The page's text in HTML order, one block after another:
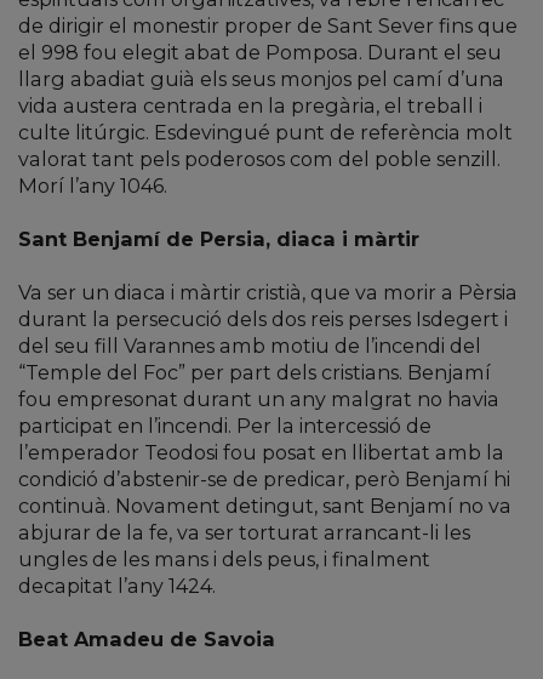
de dirigir el monestir proper de Sant Sever fins que
el 998 fou elegit abat de Pomposa. Durant el seu
llarg abadiat guià els seus monjos pel camí d’una
vida austera centrada en la pregària, el treball i
culte litúrgic. Esdevingué punt de referència molt
valorat tant pels poderosos com del poble senzill.
Morí l’any 1046.
Sant Benjamí de Persia, diaca i màrtir
Va ser un diaca i màrtir cristià, que va morir a Pèrsia
durant la persecució dels dos reis perses Isdegert i
del seu fill Varannes amb motiu de l’incendi del
“Temple del Foc” per part dels cristians. Benjamí
fou empresonat durant un any malgrat no havia
participat en l’incendi. Per la intercessió de
l’emperador Teodosi fou posat en llibertat amb la
condició d’abstenir-se de predicar, però Benjamí hi
continuà. Novament detingut, sant Benjamí no va
abjurar de la fe, va ser torturat arrancant-li les
ungles de les mans i dels peus, i finalment
decapitat l’any 1424.
Beat Amadeu de Savoia